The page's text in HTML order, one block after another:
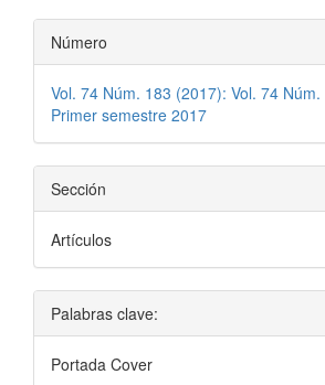
Número
Vol. 74 Núm. 183 (2017): Vol. 74
Primer semestre 2017
Sección
Artículos
Palabras clave:
Portada Cover